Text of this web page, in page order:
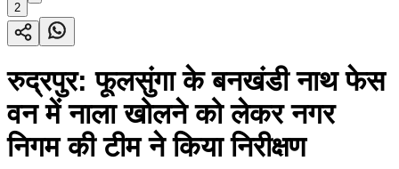
2
रुद्रपुर: फूलसुंगा के बनखंडी नाथ फेस
वन में नाला खोलने को लेकर नगर
निगम की टीम ने किया निरीक्षण